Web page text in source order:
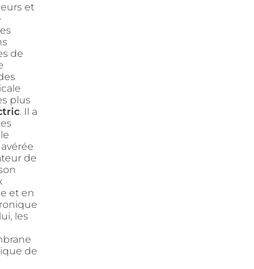
et
de
plus
. Il a
de
et en
les
de